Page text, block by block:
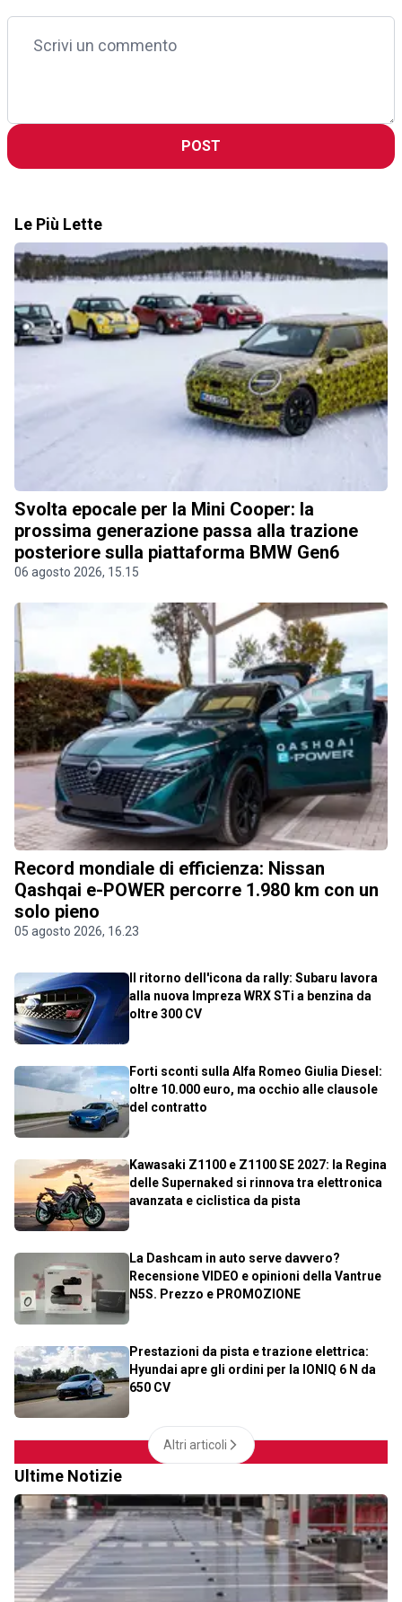
POST
Le Più Lette
Svolta epocale per la Mini Cooper: la
prossima generazione passa alla trazione
posteriore sulla piattaforma BMW Gen6
06 agosto 2026, 15.15
Record mondiale di efficienza: Nissan
Qashqai e-POWER percorre 1.980 km con un
solo pieno
05 agosto 2026, 16.23
Il ritorno dell'icona da rally: Subaru lavora
alla nuova Impreza WRX STi a benzina da
oltre 300 CV
Forti sconti sulla Alfa Romeo Giulia Diesel:
oltre 10.000 euro, ma occhio alle clausole
del contratto
Kawasaki Z1100 e Z1100 SE 2027: la Regina
delle Supernaked si rinnova tra elettronica
avanzata e ciclistica da pista
La Dashcam in auto serve davvero?
Recensione VIDEO e opinioni della Vantrue
N5S. Prezzo e PROMOZIONE
Prestazioni da pista e trazione elettrica:
Hyundai apre gli ordini per la IONIQ 6 N da
650 CV
Altri articoli
Ultime Notizie